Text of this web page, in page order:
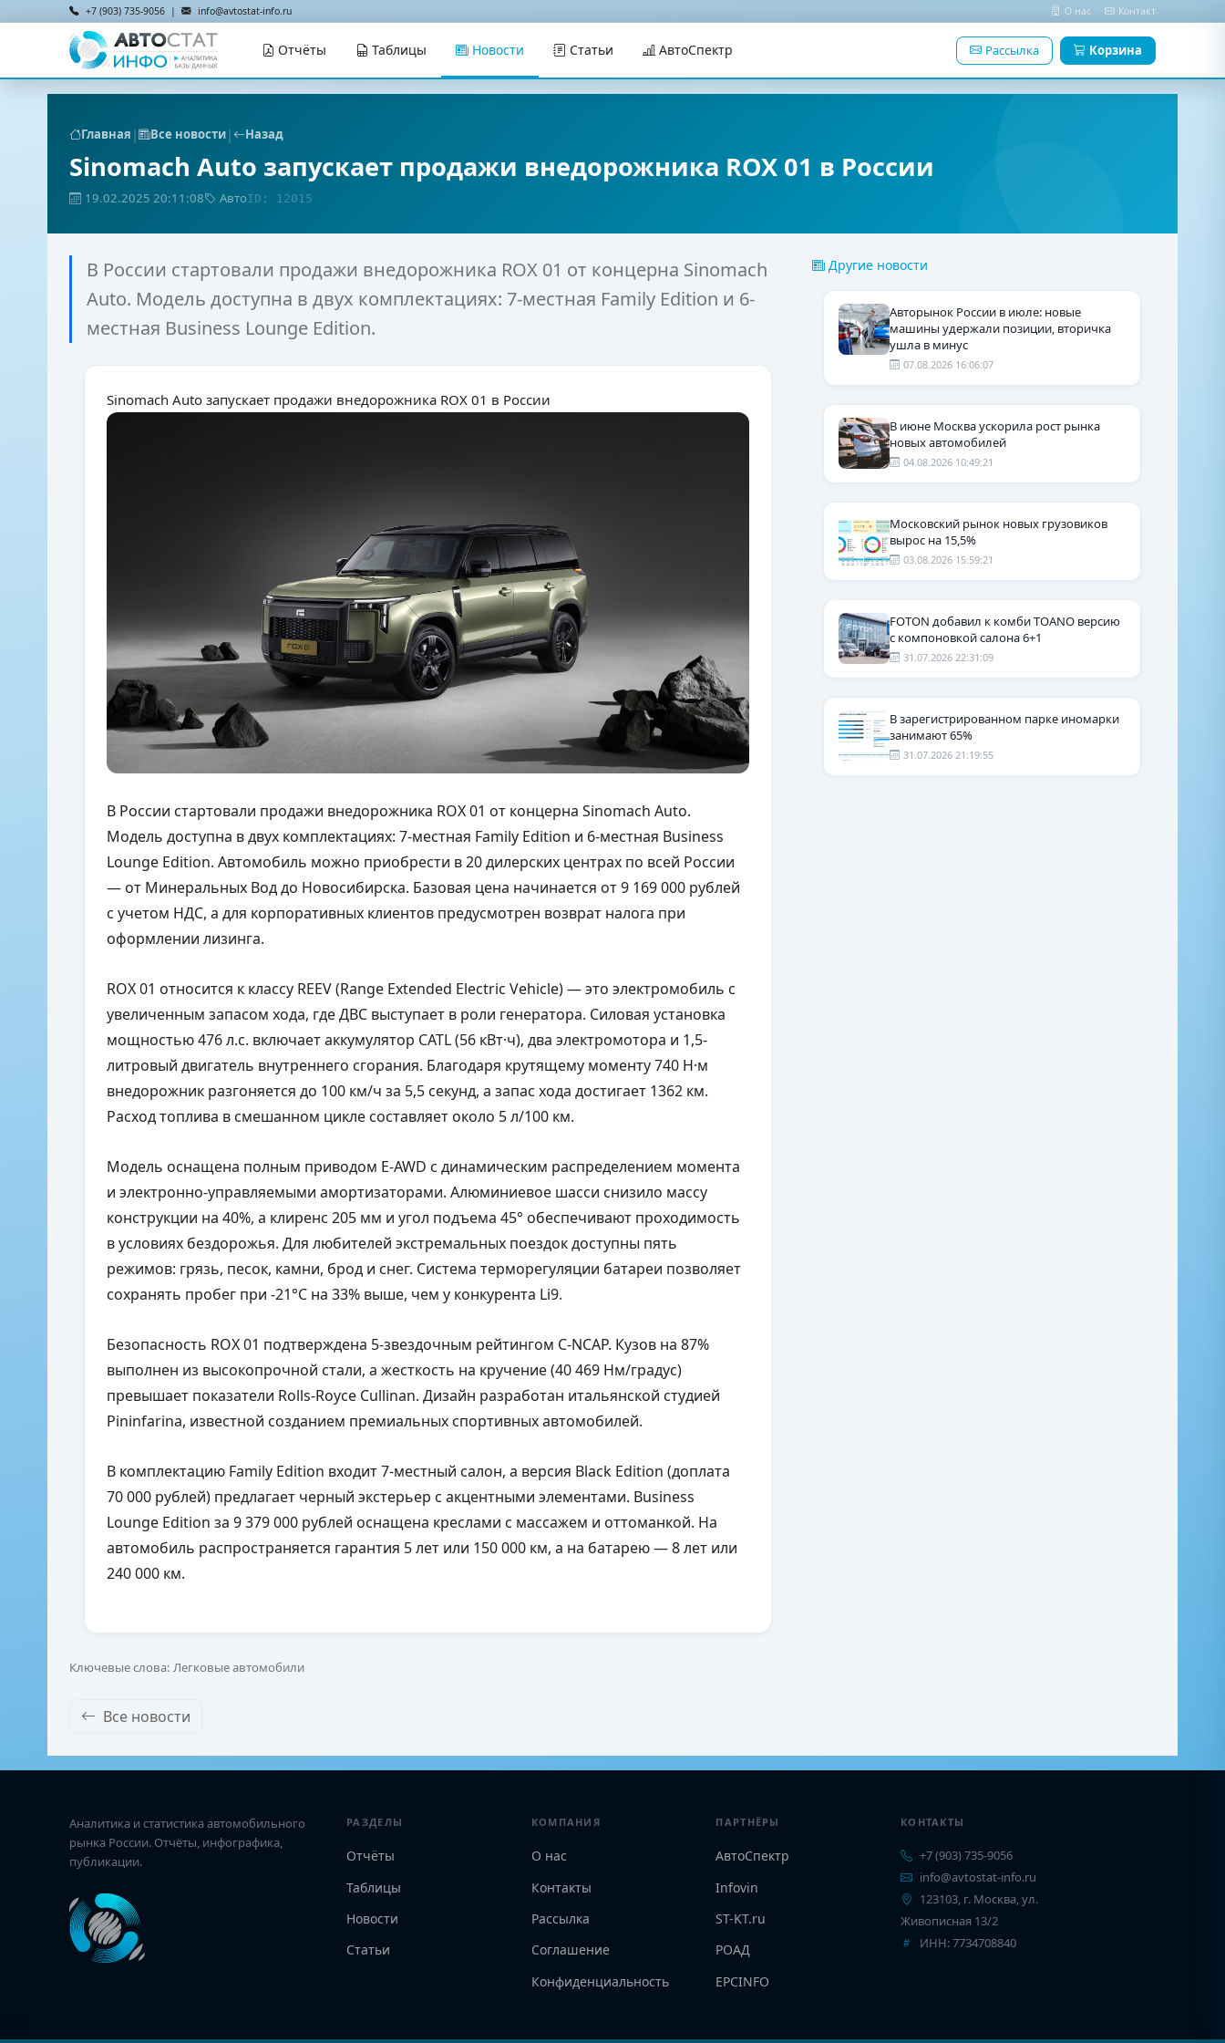
+7 (903) 735-9056 | info@avtostat-info.ru О нас Контакт
Отчёты Таблицы Новости Статьи АвтоСпектр Рассылка Корзина
Главная | Все новости| Назад
Sinomach Auto запускает продажи внедорожника ROX 01 в России
19.02.2025 20:11:08 АвтоID: 12015
В России стартовали продажи внедорожника ROX 01 от концерна Sinomach
Auto. Модель доступна в двух комплектациях: 7-местная Family Edition и 6-
местная Business Lounge Edition.
Sinomach Auto запускает продажи внедорожника ROX 01 в России
В России стартовали продажи внедорожника ROX 01 от концерна Sinomach Auto.
Модель доступна в двух комплектациях: 7-местная Family Edition и 6-местная Business
Lounge Edition. Автомобиль можно приобрести в 20 дилерских центрах по всей России
— от Минеральных Вод до Новосибирска. Базовая цена начинается от 9 169 000 рублей
с учетом НДС, а для корпоративных клиентов предусмотрен возврат налога при
оформлении лизинга.
ROX 01 относится к классу REEV (Range Extended Electric Vehicle) — это электромобиль с
увеличенным запасом хода, где ДВС выступает в роли генератора. Силовая установка
мощностью 476 л.с. включает аккумулятор CATL (56 кВт·ч), два электромотора и 1,5-
литровый двигатель внутреннего сгорания. Благодаря крутящему моменту 740 Н·м
внедорожник разгоняется до 100 км/ч за 5,5 секунд, а запас хода достигает 1362 км.
Расход топлива в смешанном цикле составляет около 5 л/100 км.
Модель оснащена полным приводом E-AWD с динамическим распределением момента
и электронно-управляемыми амортизаторами. Алюминиевое шасси снизило массу
конструкции на 40%, а клиренс 205 мм и угол подъема 45° обеспечивают проходимость
в условиях бездорожья. Для любителей экстремальных поездок доступны пять
режимов: грязь, песок, камни, брод и снег. Система терморегуляции батареи позволяет
сохранять пробег при -21°C на 33% выше, чем у конкурента Li9.
Безопасность ROX 01 подтверждена 5-звездочным рейтингом C-NCAP. Кузов на 87%
выполнен из высокопрочной стали, а жесткость на кручение (40 469 Нм/градус)
превышает показатели Rolls-Royce Cullinan. Дизайн разработан итальянской студией
Pininfarina, известной созданием премиальных спортивных автомобилей.
В комплектацию Family Edition входит 7-местный салон, а версия Black Edition (доплата
70 000 рублей) предлагает черный экстерьер с акцентными элементами. Business
Lounge Edition за 9 379 000 рублей оснащена креслами с массажем и оттоманкой. На
автомобиль распространяется гарантия 5 лет или 150 000 км, а на батарею — 8 лет или
240 000 км.
Ключевые слова: Легковые автомобили
Все новости
Другие новости
Авторынок России в июле: новые
машины удержали позиции, вторичка
ушла в минус
07.08.2026 16:06:07
В июне Москва ускорила рост рынка
новых автомобилей
04.08.2026 10:49:21
Московский рынок новых грузовиков
вырос на 15,5%
03.08.2026 15:59:21
FOTON добавил к комби TOANO версию
с компоновкой салона 6+1
31.07.2026 22:31:09
В зарегистрированном парке иномарки
занимают 65%
31.07.2026 21:19:55
Аналитика и статистика автомобильного
рынка России. Отчёты, инфографика,
публикации.
РАЗДЕЛЫ
Отчёты
Таблицы
Новости
Статьи
КОМПАНИЯ
О нас
Контакты
Рассылка
Соглашение
Конфиденциальность
ПАРТНЁРЫ
АвтоСпектр
Infovin
ST-KT.ru
РОАД
EPCINFO
КОНТАКТЫ
+7 (903) 735-9056
info@avtostat-info.ru
123103, г. Москва, ул.
Живописная 13/2
ИНН: 7734708840